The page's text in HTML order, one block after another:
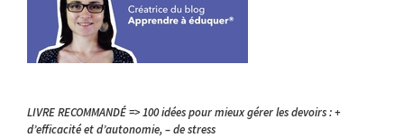
LIVRE RECOMMANDÉ => 100 idées pour mieux gérer les devoirs : +
d’efficacité et d’autonomie, – de stress